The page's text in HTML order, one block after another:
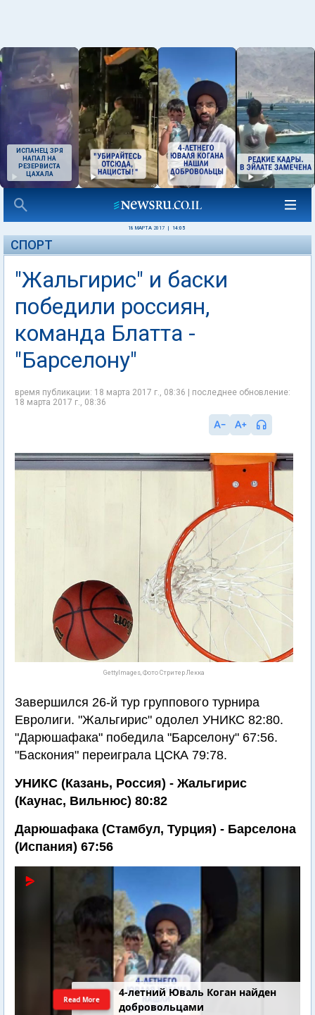
ИСПАНЕЦ ЗРЯ
НАПАЛ НА
РЕЗЕРВИСТА
ЦАХАЛА
18 МАРТА 2017 14:05
СПОРТ
"Жальгирис" и баски
победили россиян,
команда Блатта -
"Барселону"
время публикации: 18 марта 2017 г., 08:36 | последнее обновление:
18 марта 2017 г., 08:36
GettyImages, Фото Стритер Лекка
Завершился 26-й тур группового турнира
Евролиги. "Жальгирис" одолел УНИКС 82:80.
"Дарюшафака" победила "Барселону" 67:56.
"Баскония" переиграла ЦСКА 79:78.
УНИКС (Казань, Россия) - Жальгирис
(Каунас, Вильнюс) 80:82
Дарюшафака (Стамбул, Турция) - Барселона
(Испания) 67:56
4-летний Юваль Коган найден
добровольцами
Read More